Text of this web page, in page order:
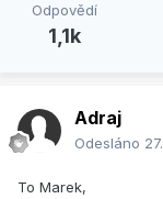
Odpovědí
1,1k
Adraj
Odesláno
To Marek,